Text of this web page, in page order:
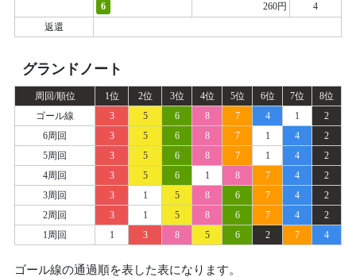
6
260円
4
返還
グランドノート
周回/順位 1位 2位 3位 4位 5位 6位 7位
8位
ゴール線
3 5 6 8 7 4 1
2
6周回
3 5 6 8 7 1 4
2
5周回
3 5 6 8 7 1 4
2
4周回
3 5 6 1 8 7 4
2
3周回
3 1 5 8 6 7 4
2
2周回
3 1 5 8 6 7 4
2
1周回
1 3 8 5 6 2 7 4
ゴール線の通過順を表した表になります。